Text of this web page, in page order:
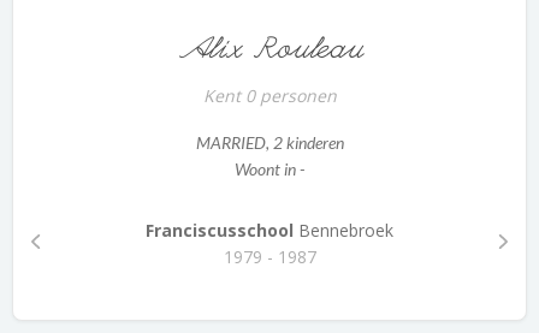
Alix Rouleau
Kent 0 personen
MARRIED, 2 kinderen
Woont in -
Franciscusschool Bennebroek
1979 - 1987